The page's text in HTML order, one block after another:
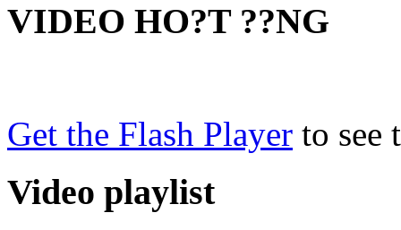
VIDEO HO?T ??NG
Get the Flash Player to see
Video playlist